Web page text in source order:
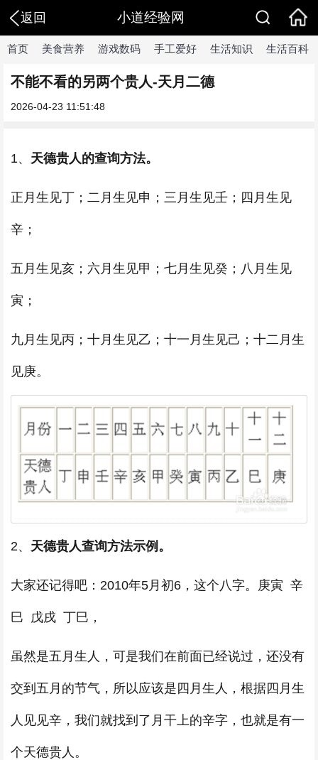
返回 小道经验网
首页 美食营养 游戏数码 手工爱好 生活知识 生活百科
不能不看的另两个贵人-天月二德
2026-04-23 11:51:48
1、 天德贵人的查询方法。
正月生见丁；二月生见申；三月生见壬；四月生见
辛；
五月生见亥；六月生见甲；七月生见癸；八月生见
寅；
九月生见丙；十月生见乙；十一月生见己；十二月生
见庚。
2、 天德贵人查询方法示例。
大家还记得吧：2010年5月初6，这个八字。庚寅 辛
巳 戊戌 丁巳，
虽然是五月生人，可是我们在前面已经说过，还没有
交到五月的节气，所以应该是四月生人，根据四月生
人见见辛，我们就找到了月干上的辛字，也就是有一
个天德贵人。